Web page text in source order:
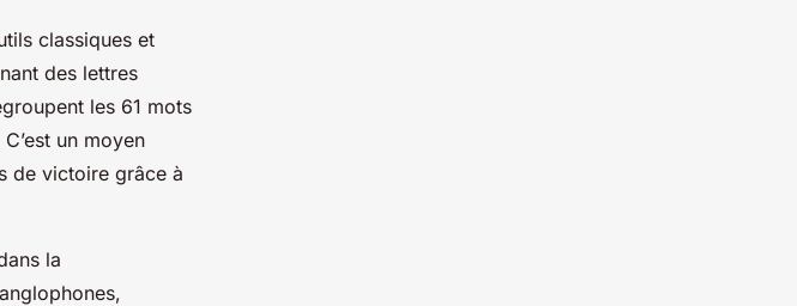
classiques et
des lettres
les 61 mots
un moyen
de victoire grâce à
la